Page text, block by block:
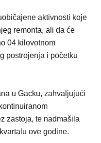
aktivnosti koje
remonta, ali da će
04 kilovotnom
postrojenja i početku
u Gacku, zahvaljujući
zastoja, te nadmašila
ove godine.